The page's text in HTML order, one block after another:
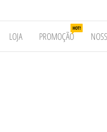
LOJA PROMOÇÃO
HOT!